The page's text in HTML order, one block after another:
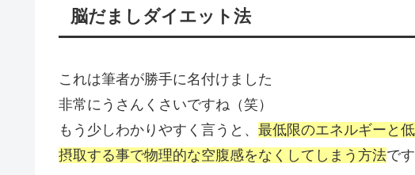
脳だましダイエット法
これは筆者が勝手に名付けました
非常にうさんくさいですね（笑）
もう少しわかりやすく言うと、 最低限のエネルギーと
摂取する事で物理的な空腹感をなくしてしまう方法です